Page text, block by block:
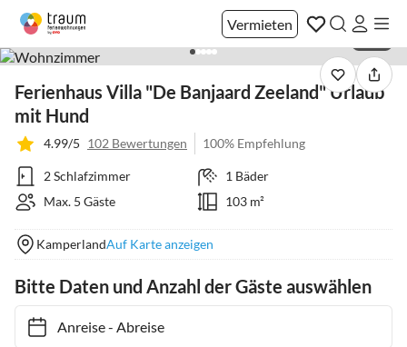
Vermieten
Ferienhaus Villa "De Banjaard Zeeland" Urlaub
mit Hund
4.99/5 102 Bewertungen 100% Empfehlung
2 Schlafzimmer
1 Bäder
Max. 5 Gäste
103 m²
KamperlandAuf Karte anzeigen
Bitte Daten und Anzahl der Gäste auswählen
Anreise- Abreise